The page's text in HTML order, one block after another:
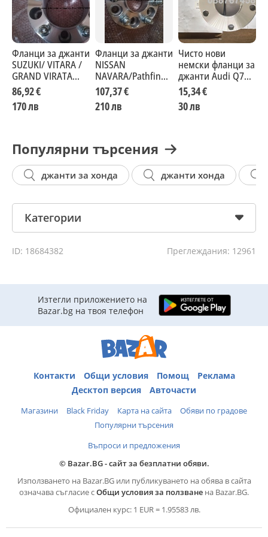
Фланци за джанти
SUZUKI/ VITARA /
GRAND VIRATA
5×139,7 –НОВИ!!!
86,92 €
170 лв
Фланци за джанти
NISSAN
NAVARA/Pathfinder
НОВИ !!!
107,37 €
210 лв
Чисто нови
немски фланци за
джанти Audi Q7
Porsche Cayenne
VW TОUAREG
15,34 €
30 лв
Популярни търсения
джанти за хонда джанти хонда
Категории
ID: 18684382 Преглеждания: 12961
Изтегли приложението на
Bazar.bg на твоя телефон
Контакти Общи условия Помощ
Реклама
Десктоп версия
Авточасти
Магазини Black Friday Карта на сайта
Обяви по градове
Популярни търсения
Въпроси и предложения
© Bazar.BG - сайт за безплатни обяви.
Използването на Bazar.BG или публикуването на обява в сайта
означава съгласие сОбщи условия за ползване на Bazar.BG.
Официален курс: 1 EUR = 1.95583 лв.